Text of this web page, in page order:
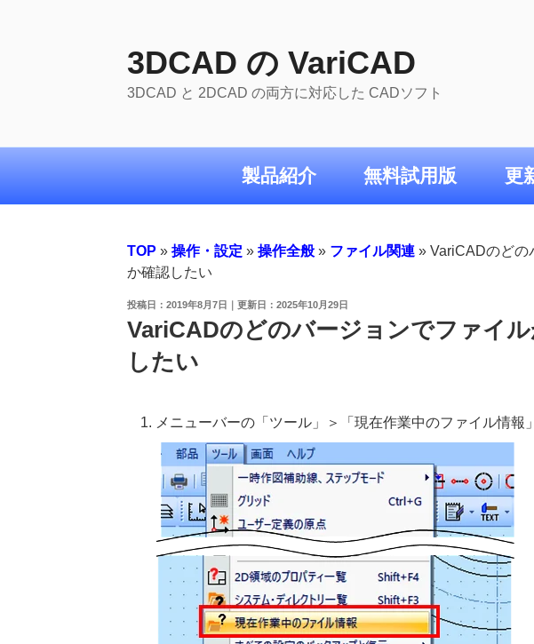
プ
3DCAD の VariCAD
3DCAD と 2DCAD の両方に対応した CADソフト
製品紹介 無料試用版 更
TOP » 操作・設定 » 操作全般 » ファイル関連 »VariCADのどの
か確認したい
投
日:
2019年8月7日 2025年10月29日
VariCADのどのバージョンでファイ
したい
メニューバーの「ツール」＞「現在作業中のファイル情報